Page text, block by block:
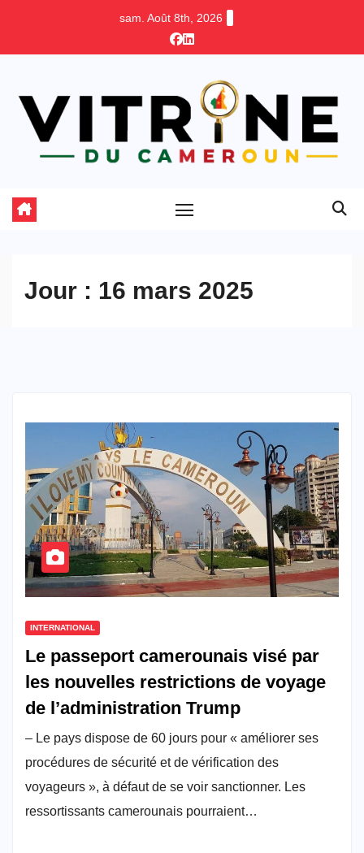
sam. Août 8th, 2026
Jour : 16 mars 2025
INTERNATIONAL
Le passeport camerounais visé par
les nouvelles restrictions de voyage
de l’administration Trump
– Le pays dispose de 60 jours pour « améliorer ses
procédures de sécurité et de vérification des
voyageurs », à défaut de se voir sanctionner. Les
ressortissants camerounais pourraient…